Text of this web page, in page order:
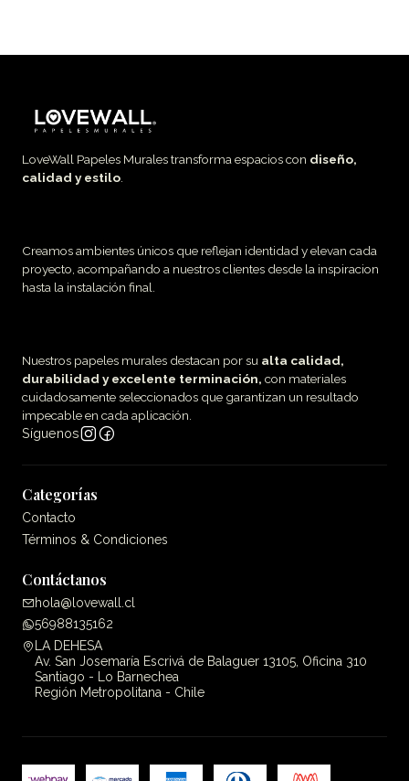
LoveWall Papeles Murales transforma espacios con diseño,
calidad y estilo
Creamos ambientes únicos que reflejan identidad y elevan cada
proyecto, acompañando a nuestros clientes desde la inspiracion
hasta la instalación final.
Nuestros papeles murales destacan por su alta calidad,
durabilidad y excelente terminación, con materiales
cuidadosamente seleccionados que garantizan un resultado
impecable en cada aplicación.
Síguenos
Categorías
Contacto
Términos & Condiciones
Contáctanos
hola@lovewall.cl
56988135162
LA DEHESA
Av. San Josemaría Escrivá de Balaguer 13105, Oficina 310
Santiago - Lo Barnechea
Región Metropolitana - Chile